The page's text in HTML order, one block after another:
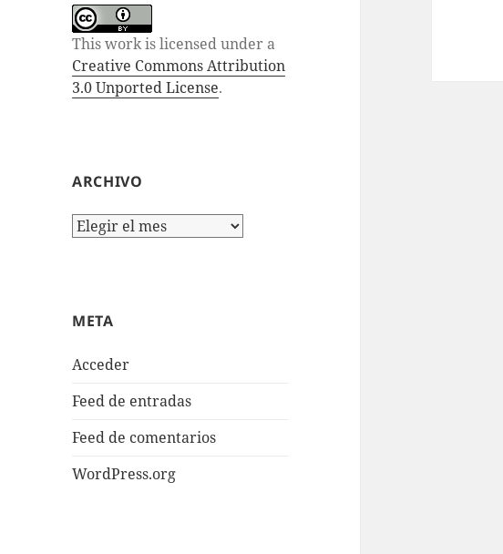
This work is licensed under a
Creative Commons Attribution
3.0 Unported License.
ARCHIVO
Archivo
META
Acceder
Feed de entradas
Feed de comentarios
WordPress.org